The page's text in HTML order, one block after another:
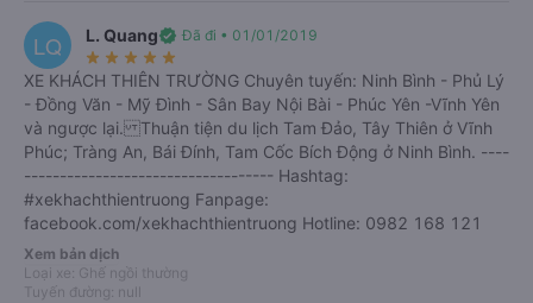
Chắc chắn
có chỗ
24/7
ngay lập tức
Nơi xuất phát
Bạn muốn đi đâu?
Ngày đi
T6, 07/08/2026
LQ L. Quangverified Đã đi • 01/01/2019
star_rate star_rate star_rate star_rate star_rate
XE KHÁCH THIÊN TRƯỜNG Chuyên tuyến: Ninh Bình - Phủ Lý
- Đồng Văn - Mỹ Đình - Sân Bay Nội Bài - Phúc Yên -Vĩnh Yên
và ngược lại. Thuận tiện du lịch Tam Đảo, Tây Thiên ở Vĩnh
Phúc; Tràng An, Bái Đính, Tam Cốc Bích Động ở Ninh Bình. ----
----------------------------------- Hashtag:
#xekhachthientruong Fanpage:
facebook.com/xekhachthientruong Hotline: 0982 168 121
Xem bản dịch
Loại xe: Ghế ngồi thường
Tuyến đường: null